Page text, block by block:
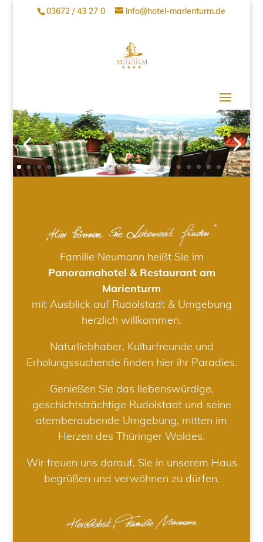
03672 / 43 27 0 info@hotel-marienturm.de
Familie Neumann heißt Sie im
Panoramahotel & Restaurant am
Marienturm
mit Ausblick auf Rudolstadt & Umgebung
herzlich willkommen.
Naturliebhaber, Kulturfreunde und
Erholungssuchende finden hier ihr Paradies.
Genießen Sie das liebenswürdige,
geschichtsträchtige Rudolstadt und seine
atemberaubende Umgebung, mitten im
Herzen des Thüringer Waldes.
Wir freuen uns darauf, Sie in unserem Haus
begrüßen und verwöhnen zu dürfen.